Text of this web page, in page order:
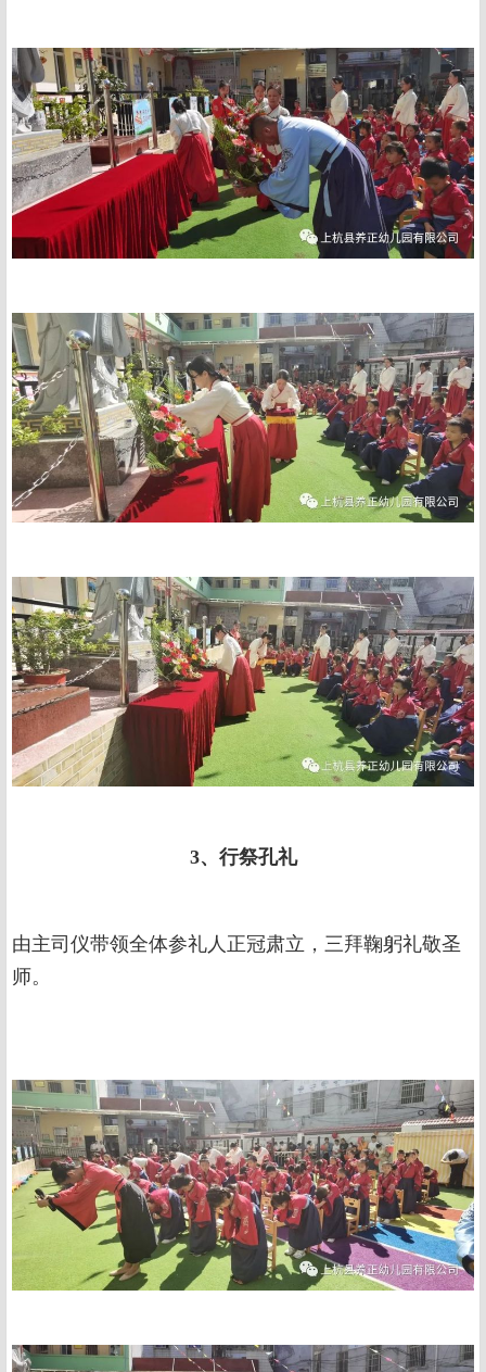
3、行祭孔礼
由主司仪带领全体参礼人正冠肃立，三拜鞠躬礼敬圣
师。